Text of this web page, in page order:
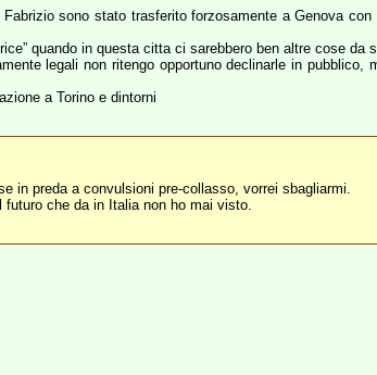
sono stato trasferito forzosamente a Genova con
quando in questa citta ci sarebbero ben altre cose da
legali non ritengo opportuno declinarle in pubblico,
a Torino e dintorni
in preda a convulsioni pre-collasso, vorrei sbagliarmi.
futuro che da in Italia non ho mai visto.